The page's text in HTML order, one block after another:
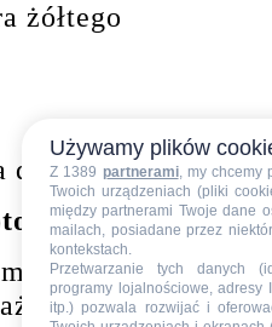
żółtego
do kurczaka
połówkę
Używamy plików
Z 1389 partnerami, my chcemy
Twoich urządzeniach (pliki
między partnerami Twoje dane
mailach, posiadane przez
kontekstach.
Przetwarzanie tych danych
programy lojalnościowe, adresy
itp.) pozwala rozwijać i